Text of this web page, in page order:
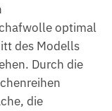
optimal
des Modells
Durch die
die